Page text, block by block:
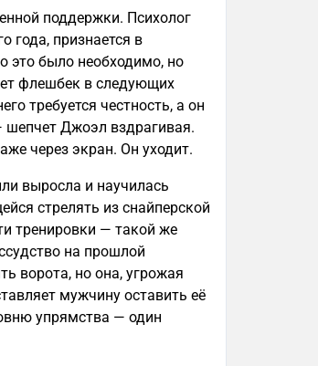
поддержки. Психолог
года, признается в
это было необходимо, но
флешбек в следующих
требуется честность, а он
шепчет Джоэл вздрагивая.
через экран. Он уходит.
выросла и научилась
стрелять из снайперской
тренировки — такой же
на прошлой
ворота, но она, угрожая
мужчину оставить её
упрямства — один